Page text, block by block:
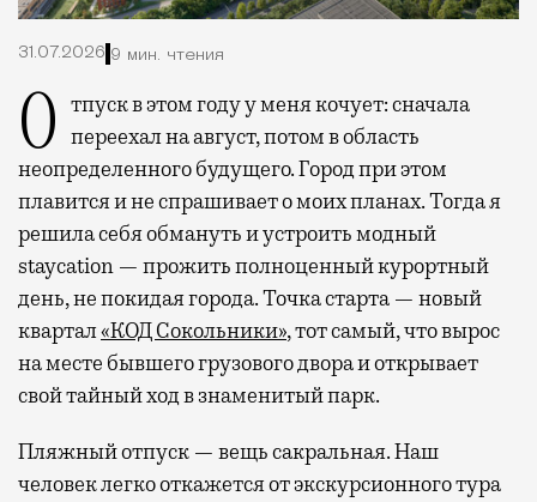
31.07.2026 9 мин. чтения
Отпуск в этом году у меня кочует: сначала переехал на август, потом в область
неопределенного будущего. Город при этом
плавится и не спрашивает о моих планах. Тогда я
решила себя обмануть и устроить модный
staycation — прожить полноценный курортный
день, не покидая города. Точка старта — новый
квартал«КОД Сокольники», тот самый, что вырос
на месте бывшего грузового двора и открывает
свой тайный ход в знаменитый парк.
Пляжный отпуск — вещь сакральная. Наш
человек легко откажется от экскурсионного тура